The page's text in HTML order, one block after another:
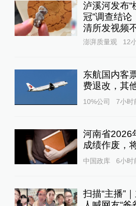
泸溪河发布
冠”调查结
清所发视频
澎湃质量观 12
东航国内客
费退改，其
10%公司 7小时
河南省2026
成绩作废，
中国政库 6小时
扫描“主播”